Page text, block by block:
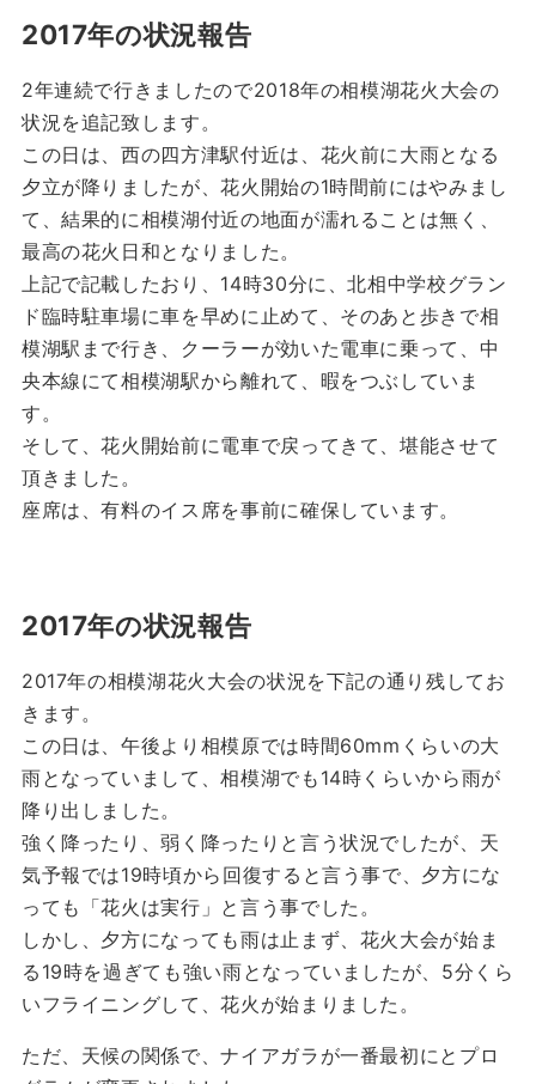
2017年の状況報告
2年連続で行きましたので2018年の相模湖花火大会の
状況を追記致します。
この日は、西の四方津駅付近は、花火前に大雨となる
夕立が降りましたが、花火開始の1時間前にはやみまし
て、結果的に相模湖付近の地面が濡れることは無く、
最高の花火日和となりました。
上記で記載したおり、14時30分に、北相中学校グラン
ド臨時駐車場に車を早めに止めて、そのあと歩きで相
模湖駅まで行き、クーラーが効いた電車に乗って、中
央本線にて相模湖駅から離れて、暇をつぶしていま
す。
そして、花火開始前に電車で戻ってきて、堪能させて
頂きました。
座席は、有料のイス席を事前に確保しています。
2017年の状況報告
2017年の相模湖花火大会の状況を下記の通り残してお
きます。
この日は、午後より相模原では時間60mmくらいの大
雨となっていまして、相模湖でも14時くらいから雨が
降り出しました。
強く降ったり、弱く降ったりと言う状況でしたが、天
気予報では19時頃から回復すると言う事で、夕方にな
っても「花火は実行」と言う事でした。
しかし、夕方になっても雨は止まず、花火大会が始ま
る19時を過ぎても強い雨となっていましたが、5分くら
いフライニングして、花火が始まりました。
ただ、天候の関係で、ナイアガラが一番最初にとプロ